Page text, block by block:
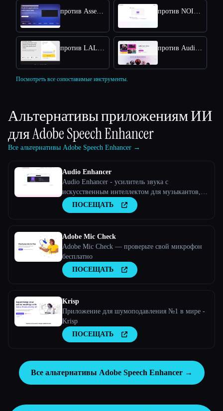
Посмотреть все сопоставимые инструменты.
Альтернативы приложениям ИИ
дляAdobe Speech Enhancer
Все альтернативы Adobe Speech Enhancer →
Audio Enhancer
Audio Enhancer - усилитель звука с
искусственным интеллектом для музыкантов,
подкастов, интервью и многого другого.
ПОСЕЩАТЬ
Adobe Mic Check
Adobe Mic Check — проверьте свой микрофон
бесплатно
ПОСЕЩАТЬ
Krisp
Приложение для шумоподавления №1 в мире -
Krisp
ПОСЕЩАТЬ
Все альтернативы Adobe Speech Enhancer →